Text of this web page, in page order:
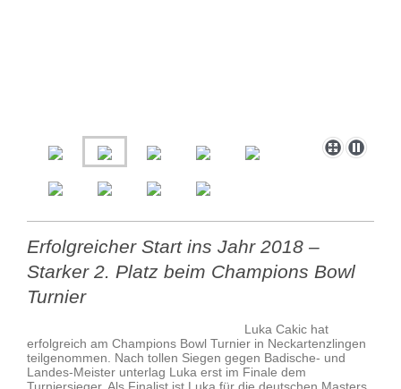
Erfolgreicher Start ins Jahr 2018 –
Starker 2. Platz beim Champions Bowl
Turnier
Luka Cakic hat
erfolgreich am Champions Bowl Turnier in Neckartenzlingen
teilgenommen. Nach tollen Siegen gegen Badische- und
Landes-Meister unterlag Luka erst im Finale dem